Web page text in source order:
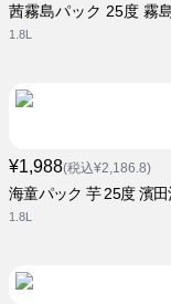
茜霧島パック 25度 霧
1.8L
¥1,988(税込¥2,186.8)
海童パック 芋 25度 濱
1.8L